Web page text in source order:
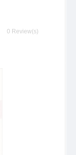
0 Review(s)